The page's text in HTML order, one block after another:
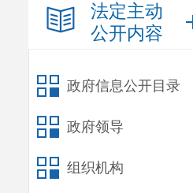
法定主动
公开内容
政府信息公开目录
政府领导
组织机构